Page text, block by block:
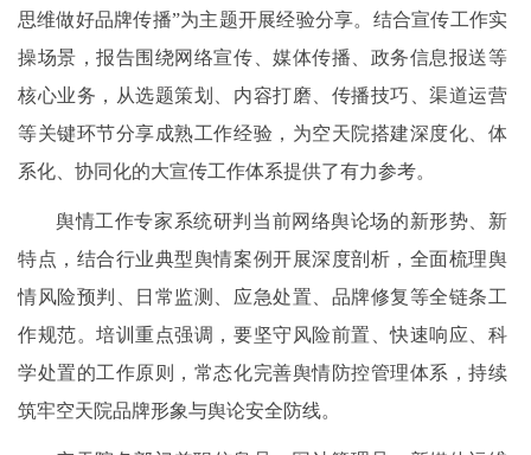
思维做好品牌传播”为主题开展经验分享。结合宣传工作实
操场景，报告围绕网络宣传、媒体传播、政务信息报送等
核心业务，从选题策划、内容打磨、传播技巧、渠道运营
等关键环节分享成熟工作经验，为空天院搭建深度化、体
系化、协同化的大宣传工作体系提供了有力参考。
舆情工作专家系统研判当前网络舆论场的新形势、新
特点，结合行业典型舆情案例开展深度剖析，全面梳理舆
情风险预判、日常监测、应急处置、品牌修复等全链条工
作规范。培训重点强调，要坚守风险前置、快速响应、科
学处置的工作原则，常态化完善舆情防控管理体系，持续
筑牢空天院品牌形象与舆论安全防线。